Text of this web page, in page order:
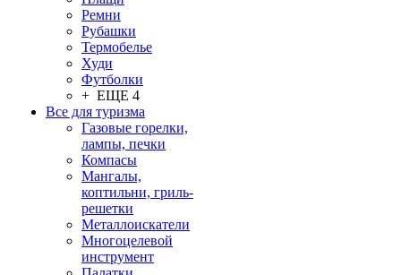
Ремни
Рубашки
Термобелье
Худи
Футболки
+ ЕЩЕ 4
Все для туризма
Газовые горелки,
лампы, печки
Компасы
Мангалы,
коптильни, гриль-
решетки
Металлоискатели
Многоцелевой
инструмент